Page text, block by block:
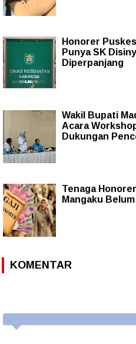
Honorer
Punya SK
Diperpanjang
Wakil Bupati
Acara
Dukungan
Tenaga
Mangaku
KOMENTAR